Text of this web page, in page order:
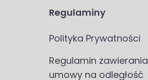
Regulaminy
Polityka Prywatności
Regulamin zawierania
umowy na odległość